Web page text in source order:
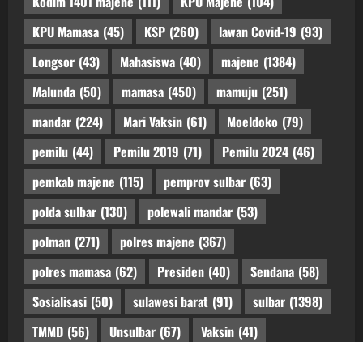
KPU Mamasa (45) KSP (260) lawan Covid-19 (93)
Longsor (43) Mahasiswa (40) majene (1384)
Malunda (50) mamasa (450) mamuju (251)
mandar (224) Mari Vaksin (61) Moeldoko (79)
pemilu (44) Pemilu 2019 (71) Pemilu 2024 (46)
pemkab majene (115) pemprov sulbar (63)
polda sulbar (130) polewali mandar (53)
polman (271) polres majene (367)
polres mamasa (62) Presiden (40) Sendana (58)
Sosialisasi (50) sulawesi barat (91) sulbar (1398)
TMMD (56) Unsulbar (67) Vaksin (41)